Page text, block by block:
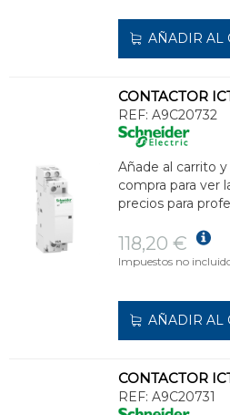
AÑADIR AL
CONTACTOR
REF: A9C20732
Añade al carrito
compra para ver
precios para
118,20 €
Impuestos no
AÑADIR AL
CONTACTOR
REF: A9C20731